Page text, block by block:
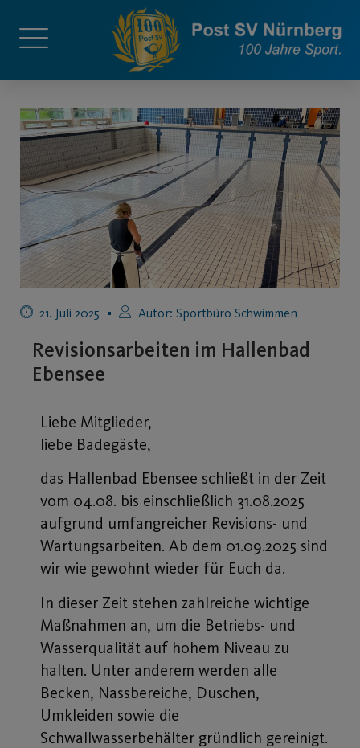
21. Juli 2025 Autor: Sportbüro Schwimmen
Revisionsarbeiten im Hallenbad
Ebensee
Liebe Mitglieder,
liebe Badegäste,
das Hallenbad Ebensee schließt in der Zeit
vom 04.08. bis einschließlich 31.08.2025
aufgrund umfangreicher Revisions- und
Wartungsarbeiten. Ab dem 01.09.2025 sind
wir wie gewohnt wieder für Euch da.
In dieser Zeit stehen zahlreiche wichtige
Maßnahmen an, um die Betriebs- und
Wasserqualität auf hohem Niveau zu
halten. Unter anderem werden alle
Becken, Nassbereiche, Duschen,
Umkleiden sowie die
Schwallwasserbehälter gründlich gereinigt.